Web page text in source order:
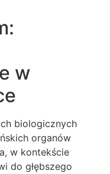
w
biologicznych
organów
w kontekście
do głębszego